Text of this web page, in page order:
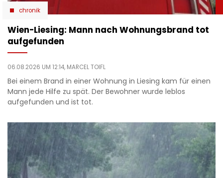
chronik
Wien-Liesing: Mann nach Wohnungsbrand tot
aufgefunden
06.08.2026 UM 12:14, MARCEL TOIFL
Bei einem Brand in einer Wohnung in Liesing kam für einen
Mann jede Hilfe zu spät. Der Bewohner wurde leblos
aufgefunden und ist tot.